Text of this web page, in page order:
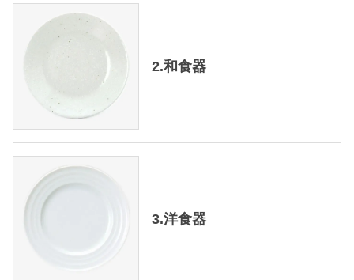
2.和食器
3.洋食器